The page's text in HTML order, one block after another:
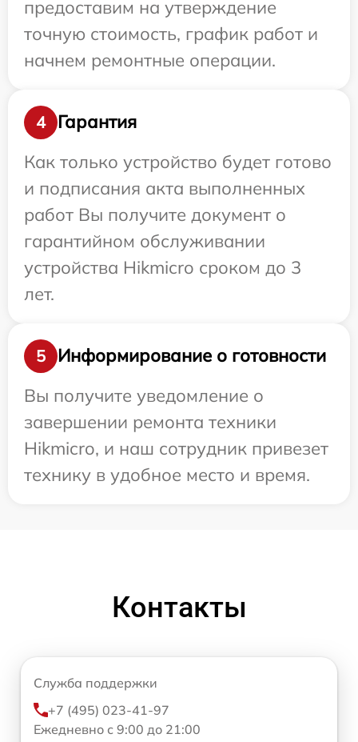
предоставим на утверждение
точную стоимость, график работ и
начнем ремонтные операции.
4
Гарантия
Как только устройство будет готово
и подписания акта выполненных
работ Вы получите документ о
гарантийном обслуживании
устройства Hikmicro сроком до 3
лет.
5
Информирование о готовности
Вы получите уведомление о
завершении ремонта техники
Hikmicro, и наш сотрудник привезет
технику в удобное место и время.
Контакты
Служба поддержки
+7 (495) 023-41-97
Ежедневно с 9:00 до 21:00